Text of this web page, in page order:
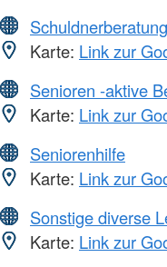
Schuldnerberatung
Karte: Link zur
Senioren -aktive
Karte: Link zur
Seniorenhilfe
Karte: Link zur
Sonstige diverse
Karte: Link zur